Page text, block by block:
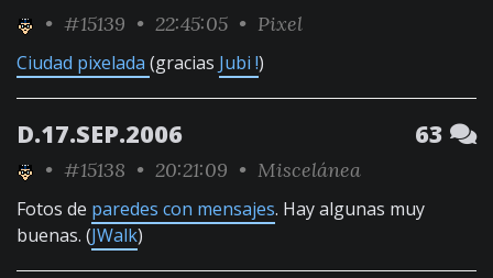
• #15139 • 22:45:05 • Pixel
Ciudad pixelada (gracias Jubi !)
D.17.SEP.2006 63
• #15138 • 20:21:09 • Miscelánea
Fotos de paredes con mensajes. Hay algunas muy
buenas. (JWalk)